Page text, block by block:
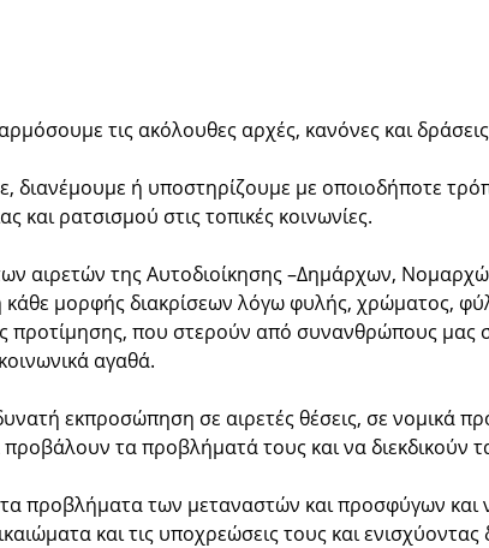
τις ακόλουθες αρχές, κανόνες και
διανέμουμε ή υποστηρίζουμε με οποιοδήποτε
και ρατσισμού στις τοπικές κοινωνίες.
αιρετών της Αυτοδιοίκησης –Δημάρχων,
μορφής διακρίσεων λόγω φυλής, χρώματος,
προτίμησης, που στερούν από συνανθρώπους μας
αγαθά.
εκπροσώπηση σε αιρετές θέσεις, σε νομικά
τα προβλήματά τους και να διεκδικούν
προβλήματα των μεταναστών και προσφύγων και
και τις υποχρεώσεις τους και